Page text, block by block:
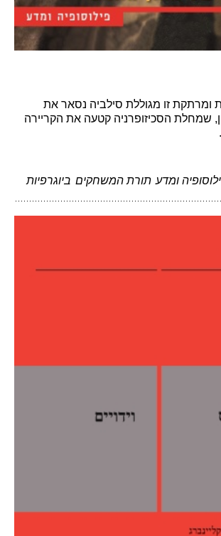
ומרתקת זו מגוללת סילביה נסאר את
שמחלת הסכיזופרניה קטעה את הקריירה
ומדע תורת המשחקים ביוגרפיות